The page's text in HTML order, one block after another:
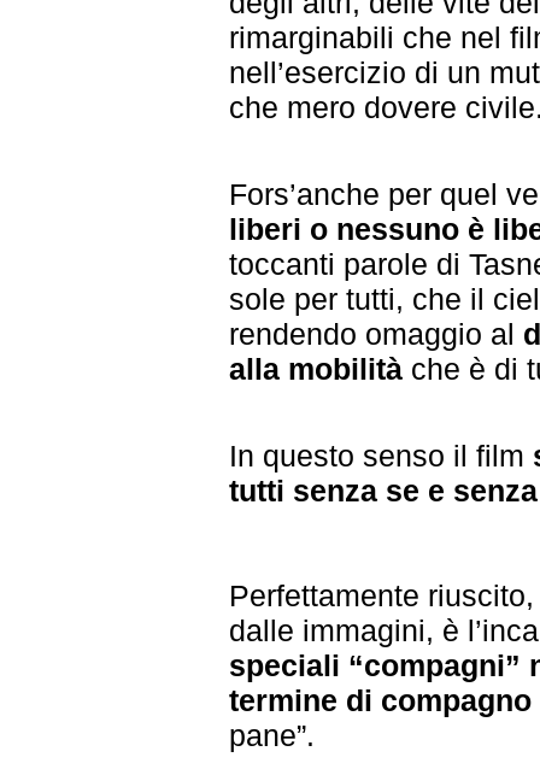
rimarginabili che nel
nell’esercizio di un
che mero dovere
Fors’anche per quel
liberi o nessuno è
toccanti parole di
sole per tutti, che il
rendendo omaggio al
alla mobilità che è di
In questo senso il film
tutti senza se e
Perfettamente
dalle immagini, è
speciali “compagni”
termine di compagno
pane”.